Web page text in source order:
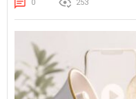
0 253